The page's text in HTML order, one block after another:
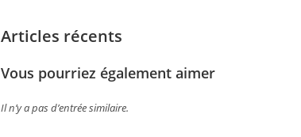
Articles récents
Vous pourriez également aimer
Il n’y a pas d’entrée similaire.